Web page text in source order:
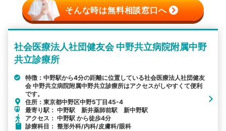
そんな時は無料相談窓口へ
社会医療法人社団健友会 中野共立病院附属中野
共立診療所
特徴：中野駅から4分の距離に位置している社会医療法人社団健友
会 中野共立病院附属中野共立診療所はアクセスがしやすくて便利
です。
住所：東京都中野区中野5丁目45-4
最寄り駅： 中野駅 新井薬師前駅 新中野駅
アクセス： 中野駅 から徒歩4分
診療科目： 整形外科/内科/皮膚科/眼科